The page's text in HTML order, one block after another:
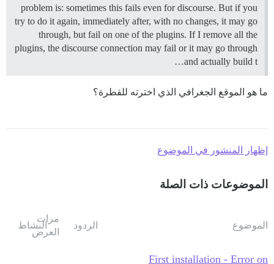
problem is: sometimes this fails even for discourse. But if you
try to do it again, immediately after, with no changes, it may go
through, but fail on one of the plugins. If I remove all the
plugins, the discourse connection may fail or it may go through
and actually build t…
ما هو الموقع الجغرافي الذي اخترته للقطرة؟
إظهار المنشور في الموضوع
الموضوعات ذات الصلة
الموضوع الردود
مرات
العرض
النشاط
First installation - Error on